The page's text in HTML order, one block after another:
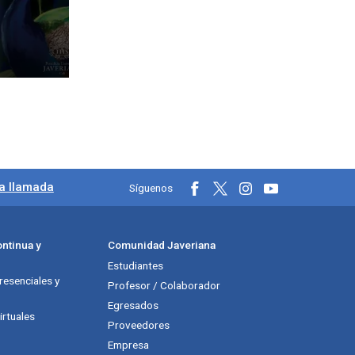
llamada Síguenos
y
y
Comunidad Javeriana
Estudiantes
Profesor / Colaborador
Egresados
Proveedores
Empresa